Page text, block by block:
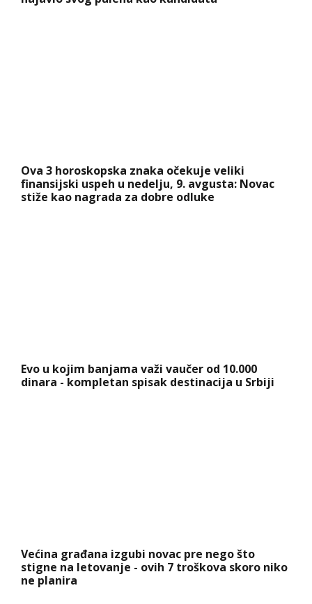
Ova 3 horoskopska znaka očekuje veliki
finansijski uspeh u nedelju, 9. avgusta: Novac
stiže kao nagrada za dobre odluke
Evo u kojim banjama važi vaučer od 10.000
dinara - kompletan spisak destinacija u Srbiji
Većina građana izgubi novac pre nego što
stigne na letovanje - ovih 7 troškova skoro niko
ne planira